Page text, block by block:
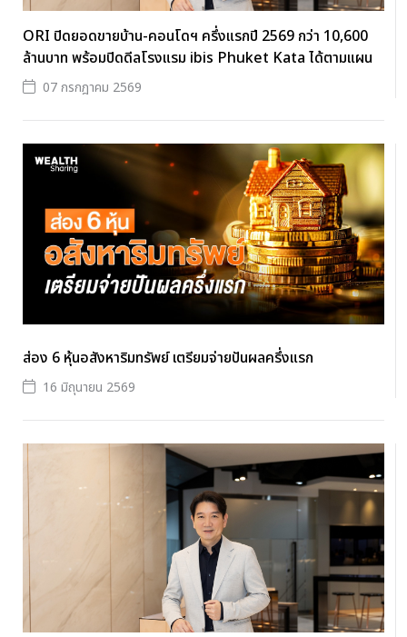
ORI ปิดยอดขายบ้าน-คอนโดฯ ครึ่งแรกปี 2569 กว่า 10,600
ล้านบาท พร้อมปิดดีลโรงแรม ibis Phuket Kata ได้ตามแผน
07 กรกฎาคม 2569
ส่อง 6 หุ้นอสังหาริมทรัพย์ เตรียมจ่ายปันผลครึ่งแรก
16 มิถุนายน 2569